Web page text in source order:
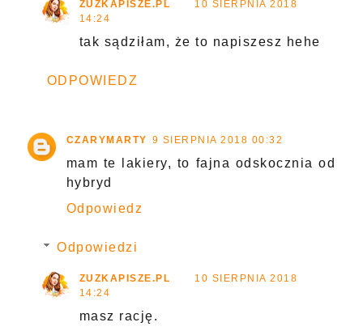
ZUZKAPISZE.PL
10 SIERPNIA 2018
14:24
tak sądziłam, że to napiszesz hehe
ODPOWIEDZ
CZARYMARTY 9 SIERPNIA 2018 00:32
mam te lakiery, to fajna odskocznia od
hybryd
Odpowiedz
Odpowiedzi
ZUZKAPISZE.PL
10 SIERPNIA 2018
14:24
masz rację.